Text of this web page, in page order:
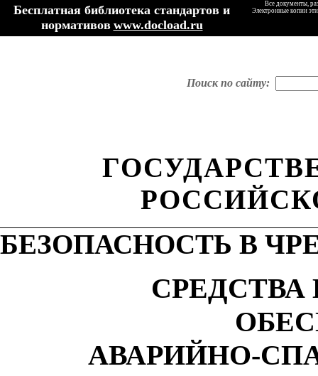
Бесплатная библиотека стандартов и
нормативов www.docload.ru
Все документы,
Электронные копии
Поиск по сайту:
БЕЗОПАСНОСТЬ В
АВАРИЙНО-